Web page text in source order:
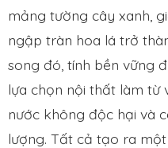
mảng tường cây xanh,
ngập tràn hoa lá trở
song đó, tính bền vững
lựa chọn nội thất làm từ
nước không độc hại và
lượng. Tất cả tạo ra